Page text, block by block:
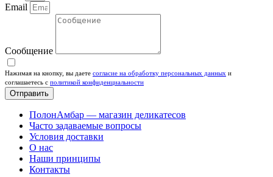
Email
Сообщение
Нажимая на кнопку, вы даете согласие на обработку персональных данных и
соглашаетесь c политикой конфиденциальности
Отправить
ПолонАмбар — магазин деликатесов
Часто задаваемые вопросы
Условия доставки
О нас
Наши принципы
Контакты